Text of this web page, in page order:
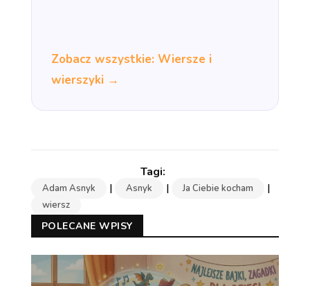
Zobacz wszystkie: Wiersze i
wierszyki →
Adam Asnyk | Asnyk | Ja Ciebie kocham |
wiersz
POLECANE WPISY